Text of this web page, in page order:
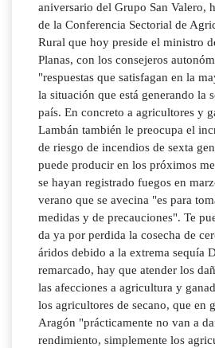
aniversario del Grupo San Valero,
de la Conferencia Sectorial de
Rural que hoy preside el ministro
Planas, con los consejeros
"respuestas que satisfagan en la
la situación que está generando la
país. En concreto a agricultores y
Lambán también le preocupa el
de riesgo de incendios de sexta
puede producir en los próximos
se hayan registrado fuegos en
verano que se avecina "es para
medidas y de precauciones". Te
da ya por perdida la cosecha de
áridos debido a la extrema sequía
remarcado, hay que atender los
las afecciones a agricultura y
los agricultores de secano, que en
Aragón "prácticamente no van a
rendimiento, simplemente los